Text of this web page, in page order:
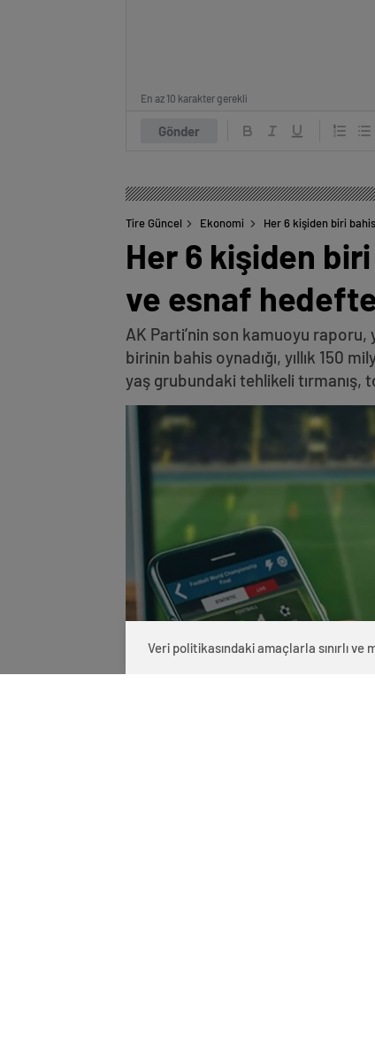
Gönder
En az 10 karakter gerekli
Tire Güncel Ekonomi Her 6 kişiden biri
Her 6 kişiden
ve esnaf
AK Parti’nin son kamuoyu raporu,
birinin bahis oynadığı, yıllık 150
yaş grubundaki tehlikeli tırmanış,
Veri politikasındaki amaçlarla sınırlı